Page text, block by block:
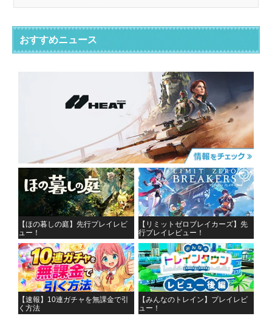
おすすめニュース
【ほの暮しの庭】先行プレイレビ
ュー！
【リミットゼロブレイカーズ】先
行プレイレビュー！
【速報】10連ガチャを無課金で引
く方法
【みんなのトレイン】プレイレビ
ュー！